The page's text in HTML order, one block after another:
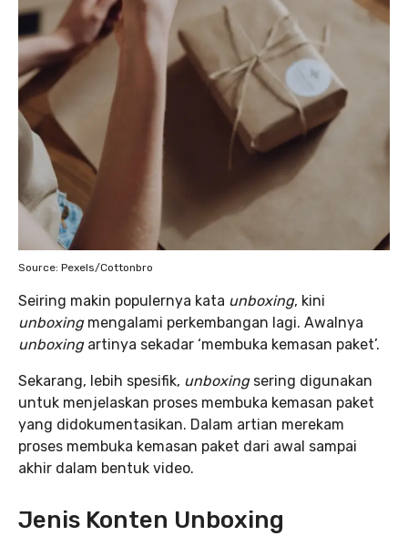
Source: Pexels/Cottonbro
Seiring makin populernya kata unboxing, kini
unboxingmengalami perkembangan lagi. Awalnya
unboxingartinya sekadar ‘membuka kemasan paket’.
Sekarang, lebih spesifik, unboxingsering digunakan
untuk menjelaskan proses membuka kemasan paket
yang didokumentasikan. Dalam artian merekam
proses membuka kemasan paket dari awal sampai
akhir dalam bentuk video.
Jenis Konten Unboxing